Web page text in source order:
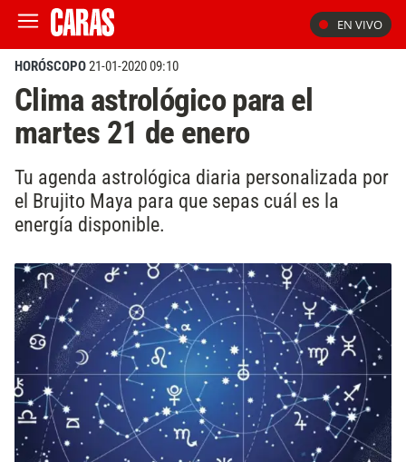
EN VIVO
HORÓSCOPO21-01-2020 09:10
Clima astrológico para el
martes 21 de enero
Tu agenda astrológica diaria personalizada por
el Brujito Maya para que sepas cuál es la
energía disponible.